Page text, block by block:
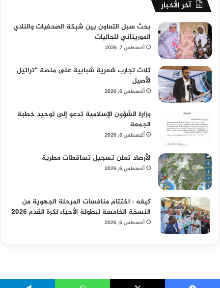
آخر الأخبار
بحث سبل التعاون بين شبكة الصحفيات والنادي
الموريتاني للجاليات
أغسطس 7, 2026
ثلاث تجارب شعرية شبابية على منصة “تراتيل
الأصيل
أغسطس 6, 2026
وزارة الشؤون الإسلامية تدعو إلى توحيد خطبة
الجمعة
أغسطس 6, 2026
الأرصاد تعلن تسجيل تساقطات مطرية
أغسطس 6, 2026
كيفه : اختتام منافسات المرحلة الجهوية من
النسخة الخامسة لبطولة الأحياء لكرة القدم 2026
أغسطس 6, 2026